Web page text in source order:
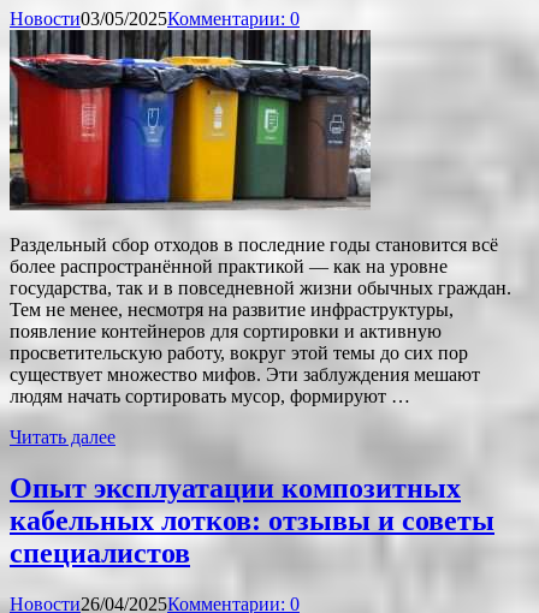
Новости03/05/2025Комментарии: 0
Раздельный сбор отходов в последние годы становится всё
более распространённой практикой — как на уровне
государства, так и в повседневной жизни обычных граждан.
Тем не менее, несмотря на развитие инфраструктуры,
появление контейнеров для сортировки и активную
просветительскую работу, вокруг этой темы до сих пор
существует множество мифов. Эти заблуждения мешают
людям начать сортировать мусор, формируют …
Читать далее
Опыт эксплуатации композитных
кабельных лотков: отзывы и советы
специалистов
Новости26/04/2025Комментарии: 0